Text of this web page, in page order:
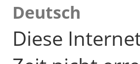
Deutsch
Diese